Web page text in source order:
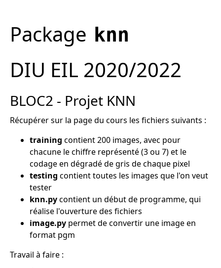
Package knn
DIU EIL 2020/2022
BLOC2 - Projet KNN
Récupérer sur la page du cours les fichiers suivants :
training contient 200 images, avec pour
chacune le chiffre représenté (3 ou 7) et le
codage en dégradé de gris de chaque pixel
testing contient toutes les images que l'on veut
tester
knn.pycontient un début de programme, qui
réalise l'ouverture des fichiers
image.py permet de convertir une image en
format pgm
Travail à faire :